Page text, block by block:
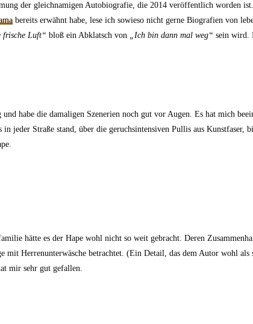
der gleichnamigen Autobiografie, die 2014 veröffentlich worden
bereits erwähnt habe, lese ich sowieso nicht gerne Biografien von
frische Luft“ bloß ein Abklatsch von „Ich bin dann mal weg“ sein wird.
habe die damaligen Szenerien noch gut vor Augen. Es hat mich
jeder Straße stand, über die geruchsintensiven Pullis aus Kunstfaser,
hätte es der Hape wohl nicht so weit gebracht. Deren
mit Herrenunterwäsche betrachtet. (Ein Detail, das dem Autor wohl als
mir sehr gut gefallen.